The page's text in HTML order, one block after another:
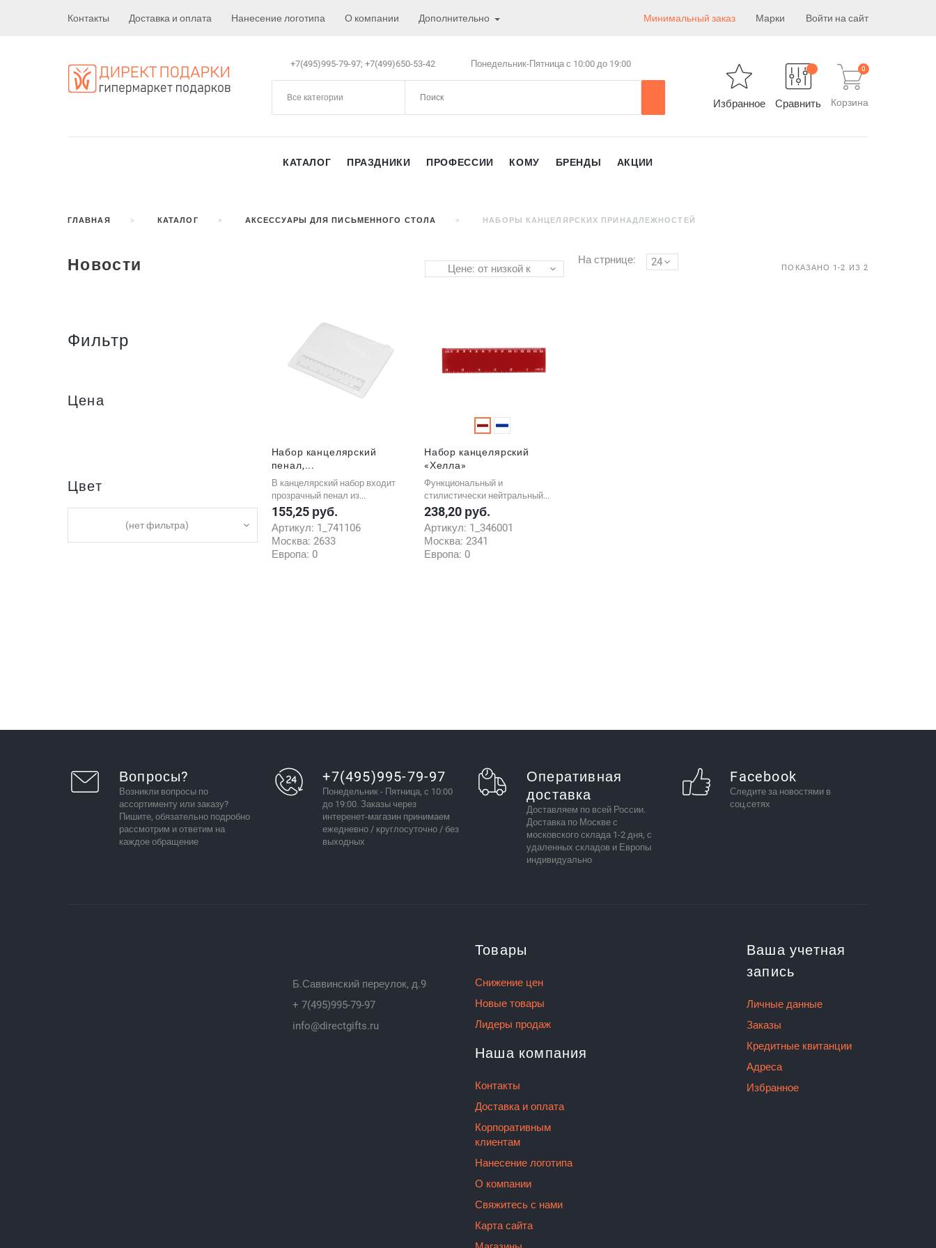
Контакты Доставка и оплата Нанесение логотипа О компании Дополнительно Минимальный заказ Марки Войти на сайт
+7(495)995-79-97; +7(499)650-53-42 Понедельник-Пятница с 10:00 до 19:00
Все категории
Избранное Сравнить Корзина
0
КАТАЛОГ ПРАЗДНИКИ ПРОФЕССИИ КОМУ БРЕНДЫ АКЦИИ
ГЛАВНАЯ КАТАЛОГ АКСЕССУАРЫ ДЛЯ ПИСЬМЕННОГО СТОЛА НАБОРЫ КАНЦЕЛЯРСКИХ ПРИНАДЛЕЖНОСТЕЙ
Цене: от низкой к
На стрнице: 24 ПОКАЗАНО 1-2 ИЗ 2
Набор канцелярский
пенал,...
В канцелярский набор входит
прозрачный пенал из...
Цена
155,25 руб.
Артикул: 1_741106
Москва: 2633
Европа: 0
Набор канцелярский
«Хелла»
Функциональный и
стилистически нейтральный...
Цена
238,20 руб.
Артикул: 1_346001
Москва: 2341
Европа: 0
Новости
Фильтр
Цена
Цвет
(нет фильтра)
Вопросы?
Возникли вопросы по
ассортименту или заказу?
Пишите, обязательно подробно
рассмотрим и ответим на
каждое обращение
+7(495)995-79-97
Понедельник - Пятница, с 10:00
до 19:00. Заказы через
интеренет-магазин принимаем
ежедневно / круглосуточно / без
выходных
Оперативная
доставка
Доставляем по всей России.
Доставка по Москве с
московского склада 1-2 дня, с
удаленных складов и Европы
индивидуально
Facebook
Следите за новостями в
соц.сетях
Б.Саввинский переулок, д.9
+ 7(495)995-79-97
info@directgifts.ru
Товары
Снижение цен
Новые товары
Лидеры продаж
Наша компания
Контакты
Доставка и оплата
Корпоративным
клиентам
Нанесение логотипа
О компании
Свяжитесь с нами
Карта сайта
Ваша учетная
запись
Личные данные
Заказы
Кредитные квитанции
Адреса
Избранное